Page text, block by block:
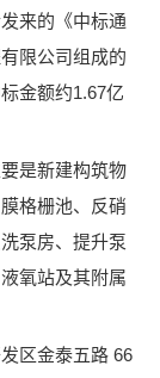
来的《中标通
限公司组成的
金额约1.67亿
是新建构筑物
格栅池、反硝
泵房、提升泵
氧站及其附属
区金泰五路 66